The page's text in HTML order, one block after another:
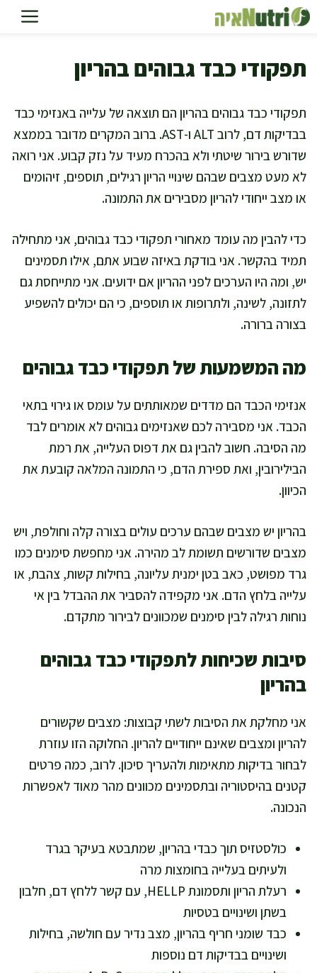
לדלג
לתוכן
תפקודי כבד גבוהים בהריון
תפקודי כבד גבוהים בהריון הם תוצאה של עלייה באנזימי כבד
בבדיקות דם, לרוב ALT ו-AST. ברוב המקרים מדובר בממצא
שדורש בירור שיטתי ולא בהכרח מעיד על נזק קבוע. אני רואה
לא מעט מצבים שבהם שינויי הריון רגילים, תוספים, זיהומים
או מצב ייחודי להריון מסבירים את התמונה.
כדי להבין מה עומד מאחורי תפקודי כבד גבוהים, אני מתחילה
תמיד בהקשר. אני בודקת באיזה שבוע אתם, אילו תסמינים
יש, ומה היו הערכים לפני ההריון אם ידועים. אני מתייחסת גם
לתזונה, לשינה, ולתרופות או תוספים, כי הם יכולים להשפיע
בצורה ברורה.
מה המשמעות של תפקודי כבד גבוהים
אנזימי הכבד הם מדדים שמאותתים על עומס או גירוי בתאי
הכבד. אני מסבירה לכם שאנזימים גבוהים לא אומרים לבד
מה הסיבה. חשוב להבין גם את דפוס העלייה, את רמת
הבילירובין, ואת ספירת הדם, כי התמונה המלאה קובעת את
הכיוון.
בהריון יש מצבים שבהם ערכים עולים בצורה קלה וחולפת, ויש
מצבים שדורשים תשומת לב מהירה. אני מחפשת סימנים כמו
גרד מפושט, כאב בטן ימנית עליונה, בחילות קשות, צהבת, או
עלייה בלחץ הדם. אני מקפידה להסביר את ההבדל בין אי
נוחות רגילה לבין סימנים שמכוונים לבירור מתקדם.
סיבות שכיחות לתפקודי כבד גבוהים
בהריון
אני מחלקת את הסיבות לשתי קבוצות: מצבים שקשורים
להריון ומצבים שאינם ייחודיים להריון. החלוקה הזו עוזרת
לבחור בדיקות מתאימות ולהעריך סיכון. לרוב, כמה פרטים
קטנים בהיסטוריה ובתסמינים מכוונים מהר מאוד לאפשרות
הנכונה.
כולסטזיס תוך כבדי בהריון, שמתבטא בעיקר בגרד
ולעיתים בעלייה בחומצות מרה
רעלת הריון ותסמונת HELLP, עם קשר ללחץ דם, חלבון
בשתן ושינויים בטסיות
כבד שומני חריף בהריון, מצב נדיר עם חולשה, בחילות
ושינויים בבדיקות דם נוספות